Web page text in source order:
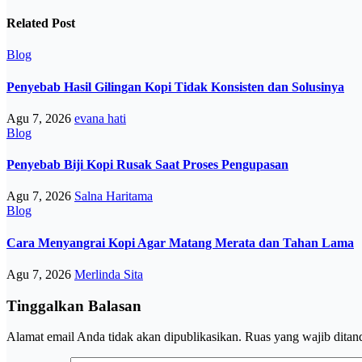
Related Post
Blog
Penyebab Hasil Gilingan Kopi Tidak Konsisten dan Solusinya
Agu 7, 2026 evana hati
Blog
Penyebab Biji Kopi Rusak Saat Proses Pengupasan
Agu 7, 2026 Salna Haritama
Blog
Cara Menyangrai Kopi Agar Matang Merata dan Tahan Lama
Agu 7, 2026 Merlinda Sita
Tinggalkan Balasan
Alamat email Anda tidak akan dipublikasikan. Ruas yang wajib